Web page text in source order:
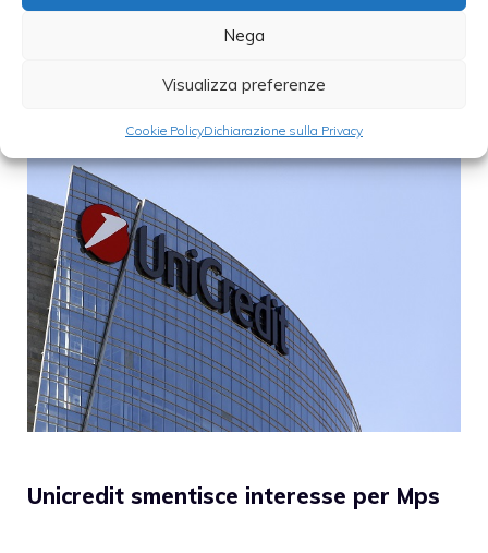
Nega
Visualizza preferenze
Cookie PolicyDichiarazione sulla Privacy
Categorie
dividendi
Unicredit smentisce interesse per Mps